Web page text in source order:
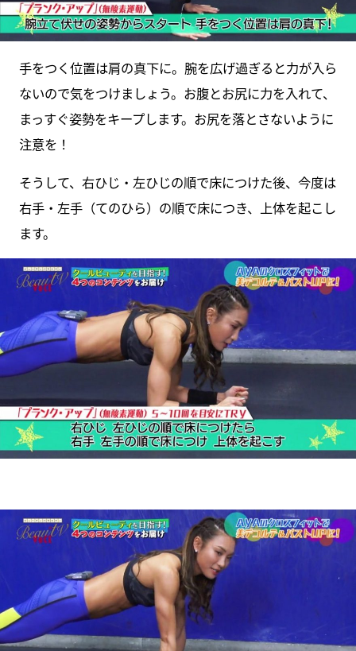
手をつく位置は肩の真下に。腕を広げ過ぎると力が入ら
ないので気をつけましょう。お腹とお尻に力を入れて、
まっすぐ姿勢をキープします。お尻を落とさないように
注意を！
そうして、右ひじ・左ひじの順で床につけた後、今度は
右手・左手（てのひら）の順で床につき、上体を起こし
ます。